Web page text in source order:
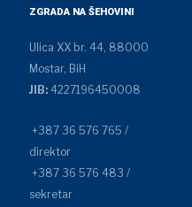
ZGRADA NA ŠEHOVINI
Ulica XX br. 44, 88000
Mostar, BiH
JIB:4227196450008
+387 36 576 765 /
direktor
+387 36 576 483 /
sekretar